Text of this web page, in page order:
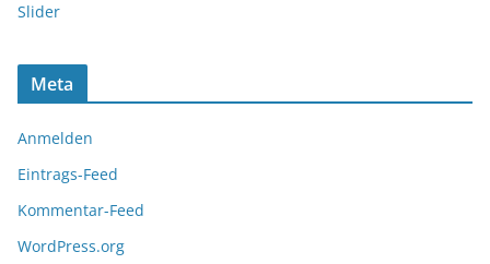
Slider
Meta
Anmelden
Eintrags-Feed
Kommentar-Feed
WordPress.org